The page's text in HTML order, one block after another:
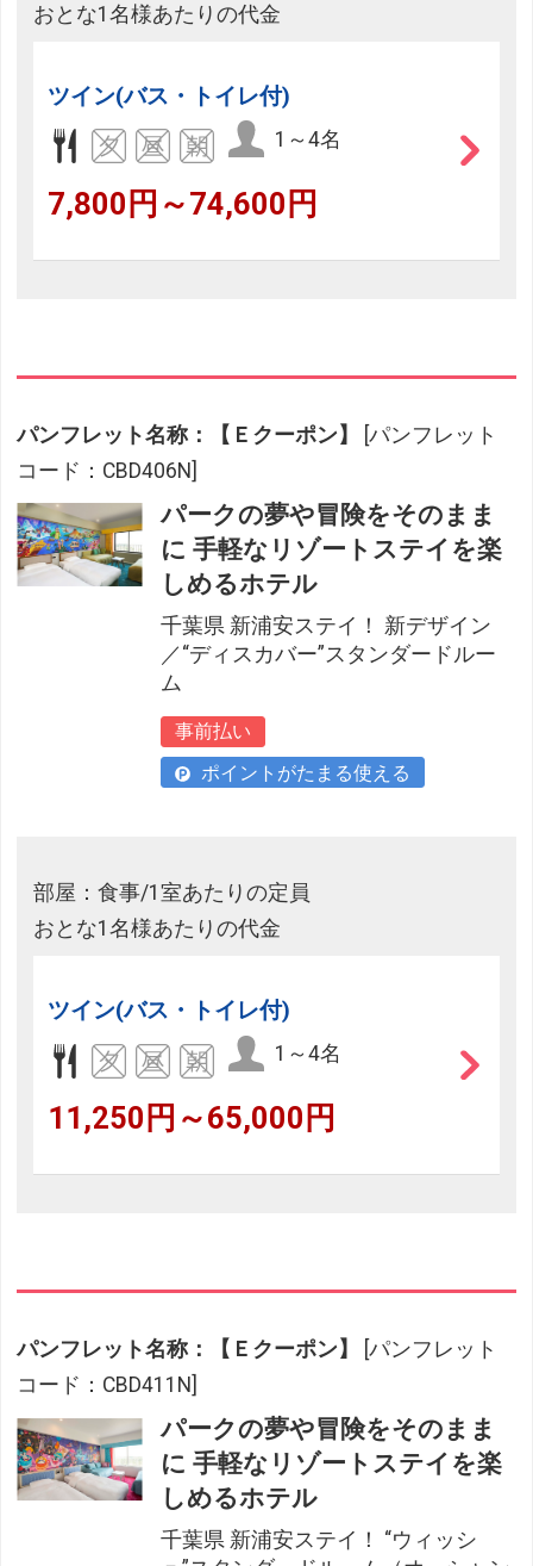
おとな1名様あたりの代金
ツイン(バス・トイレ付)
1～4名
7,800円～74,600円
パンフレット名称：【Ｅクーポン】
[パンフレット
コード：CBD406N]
パークの夢や冒険をそのまま
に 手軽なリゾートステイを楽
しめるホテル
千葉県 新浦安ステイ！ 新デザイン
／“ディスカバー”スタンダードルー
ム
事前払い
ポイントがたまる使える
部屋：食事/1室あたりの定員
おとな1名様あたりの代金
ツイン(バス・トイレ付)
1～4名
11,250円～65,000円
パンフレット名称：【Ｅクーポン】
[パンフレット
コード：CBD411N]
パークの夢や冒険をそのまま
に 手軽なリゾートステイを楽
しめるホテル
千葉県 新浦安ステイ！ “ウィッシ